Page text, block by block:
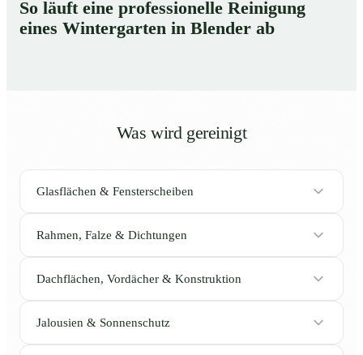
So läuft eine professionelle Reinigung
eines Wintergarten in Blender ab
Was wird gereinigt
Glasflächen & Fensterscheiben
Rahmen, Falze & Dichtungen
Dachflächen, Vordächer & Konstruktion
Jalousien & Sonnenschutz